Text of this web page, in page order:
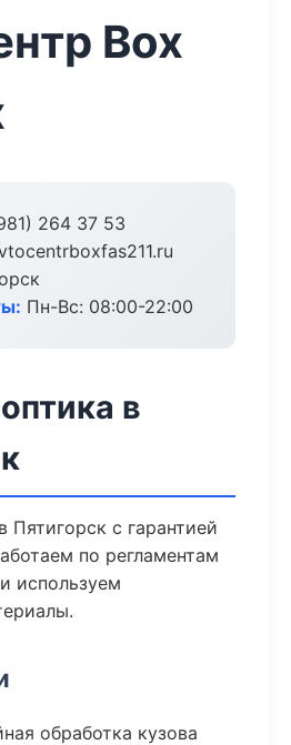
Box
264 37 53
Пн-Вс: 08:00-22:00
в
Пятигорск с гарантией
по регламентам
используем
обработка кузова